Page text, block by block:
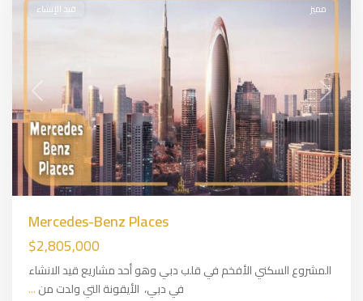
Next
مميز قيد الإنشاء
Mercedes-Benz Places
$2,805,000
المشروع السكني الأفخم في قلب دبي وهو أحد مشاريع قيد الانشاء
في دبي، الأيقونة التي ولدت من...